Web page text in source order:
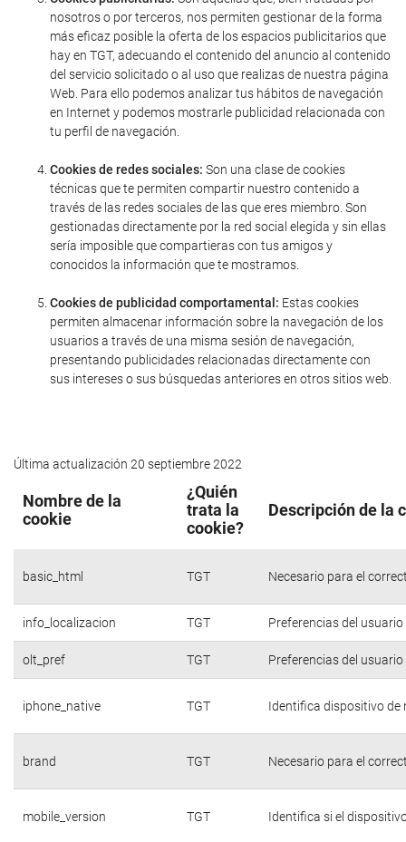
nosotros o por terceros, nos permiten gestionar de la forma
más eficaz posible la oferta de los espacios publicitarios que
hay en TGT, adecuando el contenido del anuncio al contenido
del servicio solicitado o al uso que realizas de nuestra página
Web. Para ello podemos analizar tus hábitos de navegación
en Internet y podemos mostrarle publicidad relacionada con
tu perfil de navegación.
Cookies de redes sociales: Son una clase de cookies
técnicas que te permiten compartir nuestro contenido a
través de las redes sociales de las que eres miembro. Son
gestionadas directamente por la red social elegida y sin ellas
sería imposible que compartieras con tus amigos y
conocidos la información que te mostramos.
Cookies de publicidad comportamental: Estas cookies
permiten almacenar información sobre la navegación de los
usuarios a través de una misma sesión de navegación,
presentando publicidades relacionadas directamente con
sus intereses o sus búsquedas anteriores en otros sitios web.
Última actualización 20 septiembre 2022
Nombre de la
cookie
¿Quién
trata la
cookie?
Descripción de la
basic_html TGT Necesario para el
info_localizacion TGT Preferencias del
olt_pref TGT Preferencias del
iphone_native TGT Identifica dispositivo de
brand TGT Necesario para el
mobile_version TGT Identifica si el